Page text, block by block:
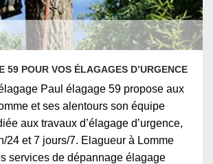
59 POUR VOS ÉLAGAGES D’URGENCE
Paul élagage 59 propose aux
et ses alentours son équipe
aux travaux d’élagage d’urgence,
24 et 7 jours/7. Elagueur à Lomme
services de dépannage élagage